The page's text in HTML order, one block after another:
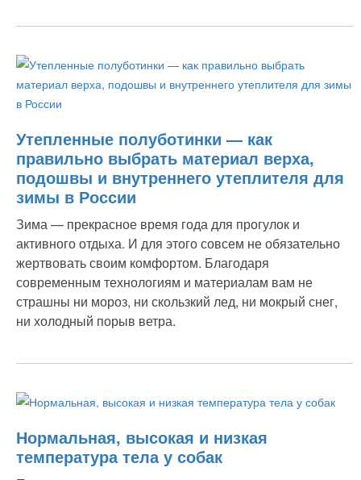
Утепленные полуботинки — как
правильно выбрать материал верха,
подошвы и внутреннего утеплителя для
зимы в России
Зима — прекрасное время года для прогулок и
активного отдыха. И для этого совсем не обязательно
жертвовать своим комфортом. Благодаря
современным технологиям и материалам вам не
страшны ни мороз, ни скользкий лед, ни мокрый снег,
ни холодный порыв ветра.
Нормальная, высокая и низкая
температура тела у собак